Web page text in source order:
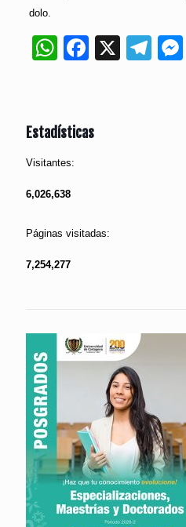
dolo.
WhatsApp
X
Estadísticas
Visitantes:
6,026,638
Páginas visitadas:
7,254,277